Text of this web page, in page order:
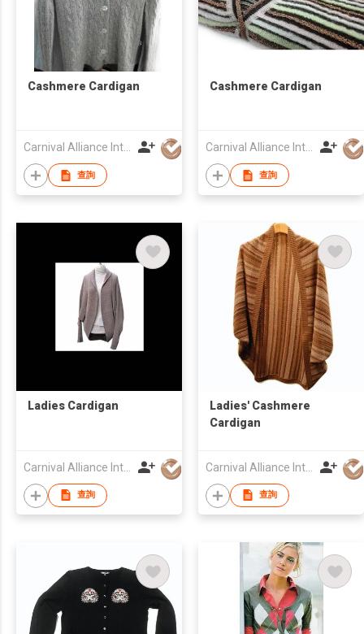
Cashmere Cardigan
Carnival Alliance Int'l Ltd
查詢
Cashmere Cardigan
Carnival Alliance Int'l Ltd
查詢
Ladies Cardigan
Carnival Alliance Int'l Ltd
查詢
Ladies' Cashmere
Cardigan
Carnival Alliance Int'l Ltd
查詢